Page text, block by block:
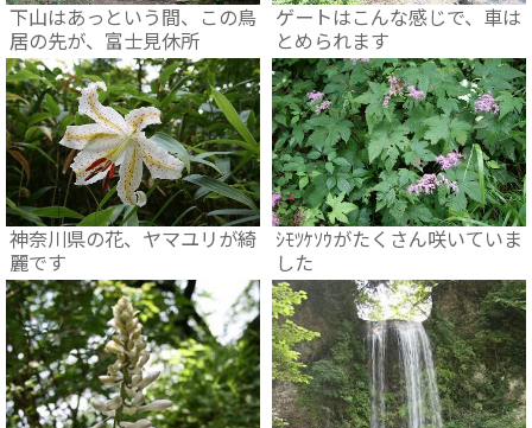
下山はあっという間、この鳥
居の先が、富士見休所
ゲートはこんな感じで、車は
とめられます
神奈川県の花、ヤマユリが綺
麗です
ｼﾓﾂｹｿｳがたくさん咲いていま
した